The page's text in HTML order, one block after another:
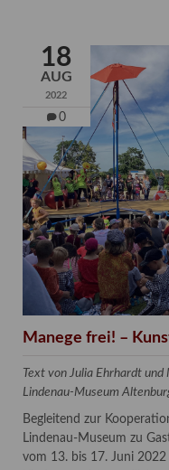
18
AUG
2022
0
Manege frei! –
Text von Julia Ehrhardt
Lindenau-Museum
Begleitend zur
Lindenau-Museum zu
vom 13. bis 17. Juni